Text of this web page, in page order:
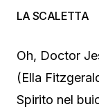
LA SCALETTA
Oh, Doctor
(Ella
Spirito nel